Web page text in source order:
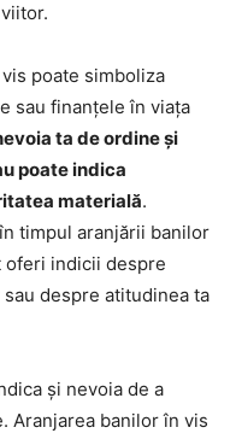
poate simboliza
sau finanțele în viața
ta de ordine și
poate indica
materială.
timpul aranjării banilor
oferi indicii despre
despre atitudinea ta
și nevoia de a
Aranjarea banilor în vis